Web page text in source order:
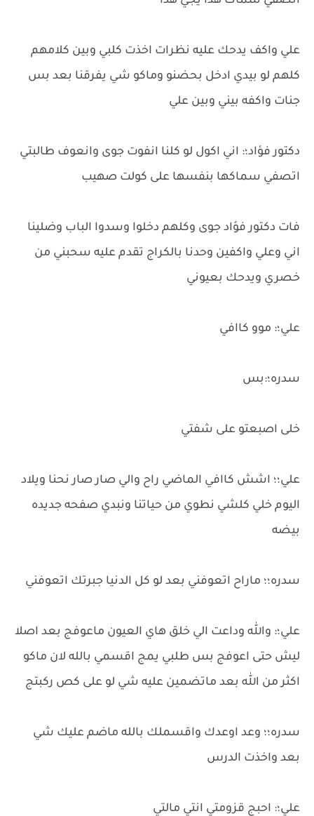
علي واكف يدحك عليه نظرات اخذت كلبي وبين كلامهم
كلهم لو بيدي ادخل بحضنو وماكو شي يفرقنا بعد بس
جنات واكفه بيني وبين علي
دكتور فؤاد؛: اني اكول لو كلنا انفوت جوى وانعوف طالبتي
اتصفي سماكها بنفسها على كولت صهيب
فات دكتور فؤاد جوى وكلهم دخلوا وسدوا الباب وضلينا
اني وعلي واكفين وحدنا بالكراج تقدم عليه سحبني من
خصري ويدحك بعيوني
علي؛: موو كاافي
سدره؛:بس
خلى اصبعتو على شفتي
علي؛؛ اشش كاافي الماضي راح والي صار صار نحنا ويلاد
اليوم خلي كلشي نطوي من حياتنا ونبدي صفحه جديده
بيضه
سدره؛؛ ماراح اتعوفني بعد لو كل الدنيا جبرتك اتعوفني
علي؛: والله وداعت الي خلق هاي العيون ماعوفج بعد اصلا
ليش حتى اعوفج بس طلبي يمج اقسمي بالله لان ماكو
اكثر من الله بعد ماتضمين عليه شي لو على كص ركبتج
سدره؛؛ وعد اوعدك واقسملك بالله ماضم عليك شي
بعد واخذت الدرس
علي؛: احبج قزومتي انتي مالتي